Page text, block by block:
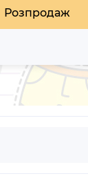
Розпродаж